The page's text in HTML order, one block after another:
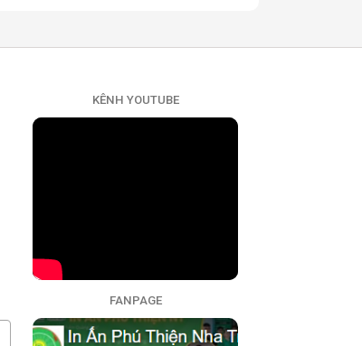
KÊNH YOUTUBE
FANPAGE